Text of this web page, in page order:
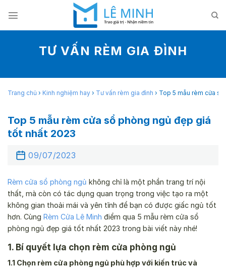
content
TƯ VẤN RÈM GIA ĐÌNH
Trang chủ › Kinh nghiệm hay › Tư vấn rèm gia đình › Top 5 mẫu rèm cửa
Top 5 mẫu rèm cửa sổ phòng ngủ đẹp giá
tốt nhất 2023
09/07/2023
Rèm cửa sổ phòng ngủ không chỉ là một phần trang trí nội
thất, mà còn có tác dụng quan trọng trong việc tạo ra một
không gian thoải mái và yên tĩnh để bạn có được giấc ngủ tốt
hơn. Cùng Rèm Cửa Lê Minh điểm qua 5 mẫu rèm cửa sổ
phòng ngủ đẹp giá tốt nhất 2023 trong bài viết này nhé!
1. Bí quyết lựa chọn rèm cửa phòng ngủ
1.1 Chọn rèm cửa phòng ngủ phù hợp với kiến trúc và